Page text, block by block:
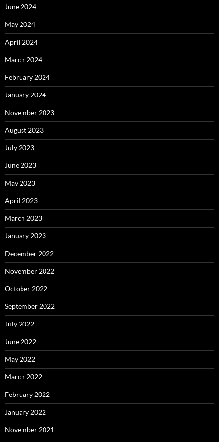
June 2024
May 2024
April 2024
March 2024
February 2024
January 2024
November 2023
August 2023
July 2023
June 2023
May 2023
April 2023
March 2023
January 2023
December 2022
November 2022
October 2022
September 2022
July 2022
June 2022
May 2022
March 2022
February 2022
January 2022
November 2021